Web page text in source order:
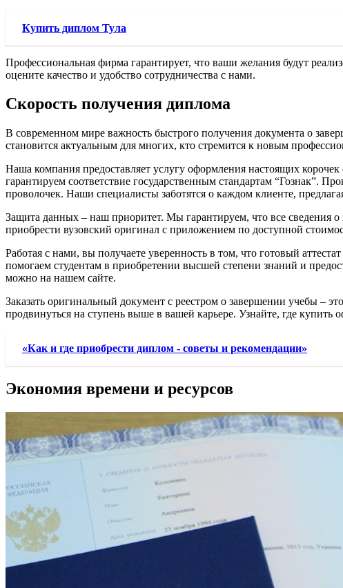
Купить диплом Тула
Профессиональная фирма гарантирует, что ваши желания будут
оцените качество и удобство сотрудничества с нами.
Скорость получения диплома
В современном мире важность быстрого получения документа о
становится актуальным для многих, кто стремится к новым
Наша компания предоставляет услугу оформления настоящих
гарантируем соответствие государственным стандартам “Гознак”.
проволочек. Наши специалисты заботятся о каждом клиенте,
Защита данных – наш приоритет. Мы гарантируем, что все сведения
приобрести вузовский оригинал с приложением по доступной
Работая с нами, вы получаете уверенность в том, что готовый
помогаем студентам в приобретении высшей степени знаний и
можно на нашем сайте.
Заказать оригинальный документ с реестром о завершении учебы –
продвинуться на ступень выше в вашей карьере. Узнайте, где
«Как и где приобрести диплом - советы и рекомендации»
Экономия времени и ресурсов